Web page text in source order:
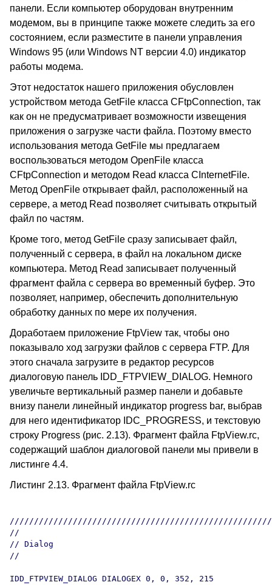
панели. Если компьютер оборудован внутренним
модемом, вы в принципе также можете следить за его
состоянием, если разместите в панели управления
Windows 95 (или Windows NT версии 4.0) индикатор
работы модема.
Этот недостаток нашего приложения обусловлен
устройством метода GetFile класса CFtpConnection, так
как он не предусматривает возможности извещения
приложения о загрузке части файла. Поэтому вместо
использования метода GetFile мы предлагаем
воспользоваться методом OpenFile класса
CFtpConnection и методом Read класса CInternetFile.
Метод OpenFile открывает файл, расположенный на
сервере, а метод Read позволяет считывать открытый
файл по частям.
Кроме того, метод GetFile сразу записывает файл,
полученный с сервера, в файл на локальном диске
компьютера. Метод Read записывает полученный
фрагмент файла с сервера во временный буфер. Это
позволяет, например, обеспечить дополнительную
обработку данных по мере их получения.
Доработаем приложение FtpView так, чтобы оно
показывало ход загрузки файлов с сервера FTP. Для
этого сначала загрузите в редактор ресурсов
диалоговую панель IDD_FTPVIEW_DIALOG. Немного
увеличьте вертикальный размер панели и добавьте
внизу панели линейный индикатор progress bar, выбрав
для него идентификатор IDC_PROGRESS, и текстовую
строку Progress (рис. 2.13). Фрагмент файла FtpView.rc,
содержащий шаблон диалоговой панели мы привели в
листинге 4.4.
Листинг 2.13. Фрагмент файла FtpView.rc
//
// Dialog
//
IDD_FTPVIEW_DIALOG DIALOGEX 0, 0, 352, 215